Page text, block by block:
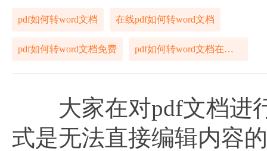
pdf如何转word文档 在线pdf如何转word文档
pdf如何转word文档免费 pdf如何转word文档在线免费
大家在对pdf文档进行
式是无法直接编辑内容